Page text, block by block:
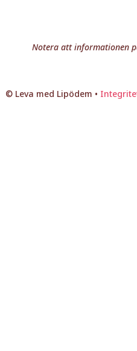
Notera att informationen
© Leva med Lipödem •